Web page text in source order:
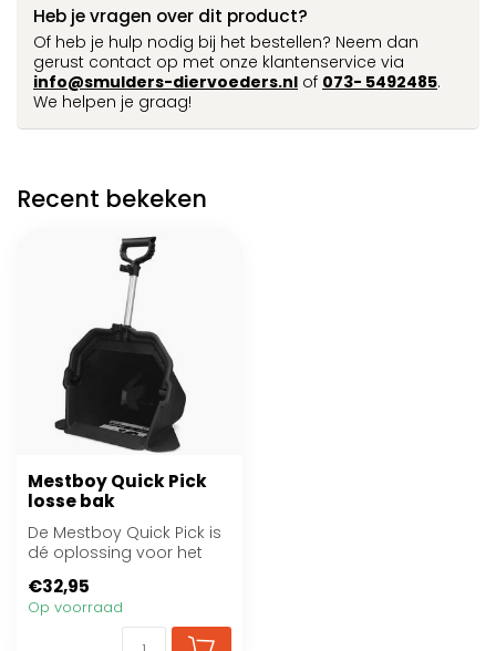
Heb je vragen over dit product?
Of heb je hulp nodig bij het bestellen? Neem dan
gerust contact op met onze klantenservice via
info@smulders-diervoeders.nl of 073- 5492485.
We helpen je graag!
Recent bekeken
Mestboy Quick Pick
losse bak
De Mestboy Quick Pick is
dé oplossing voor het
stallen
€32,95
Op voorraad